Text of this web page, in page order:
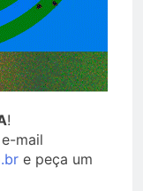
!
mail
e peça um